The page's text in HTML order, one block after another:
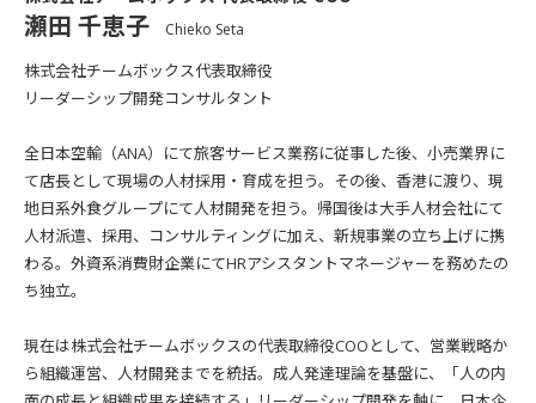
瀬田 千恵子 Chieko Seta
株式会社チームボックス代表取締役
リーダーシップ開発コンサルタント
全日本空輸（ANA）にて旅客サービス業務に従事した後、小売業界に
て店長として現場の人材採用・育成を担う。その後、香港に渡り、現
地日系外食グループにて人材開発を担う。帰国後は大手人材会社にて
人材派遣、採用、コンサルティングに加え、新規事業の立ち上げに携
わる。外資系消費財企業にてHRアシスタントマネージャーを務めたの
ち独立。
現在は株式会社チームボックスの代表取締役COOとして、営業戦略か
ら組織運営、人材開発までを統括。成人発達理論を基盤に、「人の内